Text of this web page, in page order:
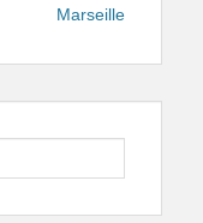
Marseille